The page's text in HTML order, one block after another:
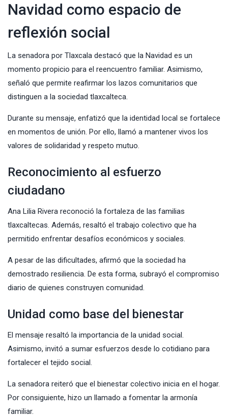
Navidad como espacio de
reflexión social
La senadora por Tlaxcala destacó que la Navidad es un
momento propicio para el reencuentro familiar. Asimismo,
señaló que permite reafirmar los lazos comunitarios que
distinguen a la sociedad tlaxcalteca.
Durante su mensaje, enfatizó que la identidad local se fortalece
en momentos de unión. Por ello, llamó a mantener vivos los
valores de solidaridad y respeto mutuo.
Reconocimiento al esfuerzo
ciudadano
Ana Lilia Rivera reconoció la fortaleza de las familias
tlaxcaltecas. Además, resaltó el trabajo colectivo que ha
permitido enfrentar desafíos económicos y sociales.
A pesar de las dificultades, afirmó que la sociedad ha
demostrado resiliencia. De esta forma, subrayó el compromiso
diario de quienes construyen comunidad.
Unidad como base del bienestar
El mensaje resaltó la importancia de la unidad social.
Asimismo, invitó a sumar esfuerzos desde lo cotidiano para
fortalecer el tejido social.
La senadora reiteró que el bienestar colectivo inicia en el hogar.
Por consiguiente, hizo un llamado a fomentar la armonía
familiar.